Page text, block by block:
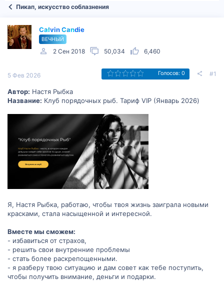
Пикап, искусство соблазнения
Calvin Candie
ВЕЧНЫЙ
2 Сен 2018 50,034 6,460
5 Фев 2026 Голосов: 0 #1
Автор: Настя Рыбка
Название: Клуб порядочных рыб. Тариф VIP (Январь 2026)
Я, Настя Рыбка, работаю, чтобы твоя жизнь заиграла новыми
красками, стала насыщенной и интересной.
Вместе мы сможем:
- избавиться от страхов,
- решить свои внутренние проблемы
- стать более раскрепощенными.
- я разберу твою ситуацию и дам совет как тебе поступить,
чтобы получить внимание, деньги и подарки.